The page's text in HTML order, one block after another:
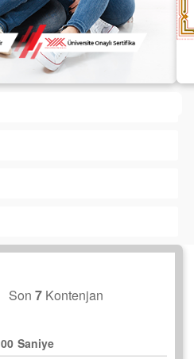
Son 7Kontenjan
00 Saniye